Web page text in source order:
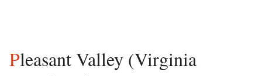
Pleasant Valley (Virginia